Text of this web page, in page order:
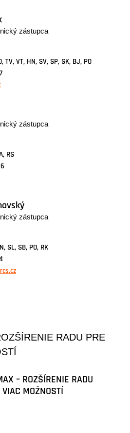
zástupca
TV, VT, HN, SV, SP, SK, BJ, PO
zástupca
RS
zástupca
SL, SB, PO, RK
– ROZŠÍRENIE RADU
VIAC MOŽNOSTÍ